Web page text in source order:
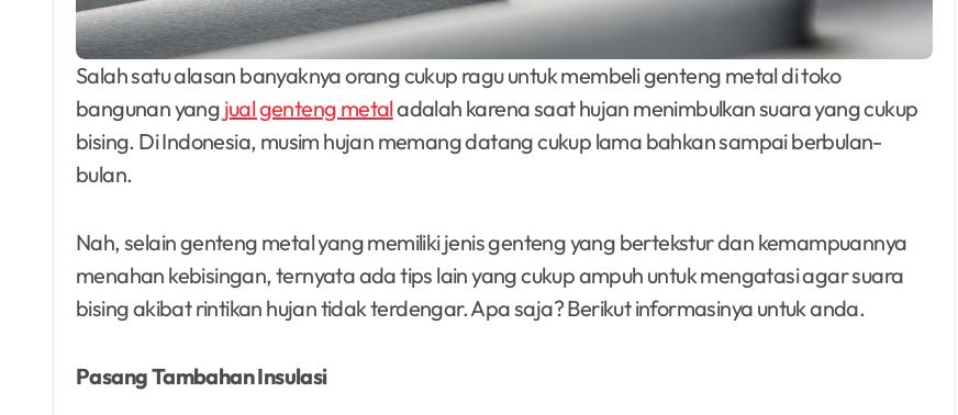
Salah satu alasan banyaknya orang cukup ragu untuk membeli genteng metal di toko
bangunan yang jual genteng metaladalah karena saat hujan menimbulkan suara yang cukup
bising. Di Indonesia, musim hujan memang datang cukup lama bahkan sampai berbulan-
bulan.
Nah, selain genteng metal yang memiliki jenis genteng yang bertekstur dan kemampuannya
menahan kebisingan, ternyata ada tips lain yang cukup ampuh untuk mengatasi agar suara
bising akibat rintikan hujan tidak terdengar. Apa saja? Berikut informasinya untuk anda.
Pasang Tambahan Insulasi